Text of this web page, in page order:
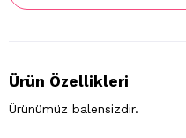
Ürün Özellikleri
Ürünümüz balensizdir.